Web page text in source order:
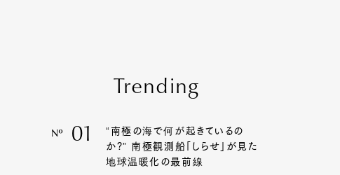
Trending
Nº 01
“南極の海で何が起きているの
か?” 南極観測船「しらせ」が見た
地球温暖化の最前線